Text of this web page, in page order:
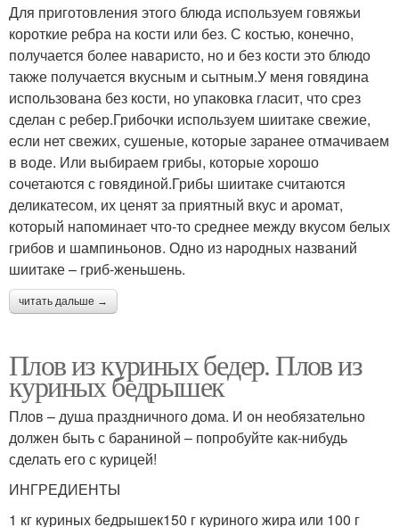
Для приготовления этого блюда используем говяжьи
короткие ребра на кости или без. С костью, конечно,
получается более наваристо, но и без кости это блюдо
также получается вкусным и сытным.У меня говядина
использована без кости, но упаковка гласит, что срез
сделан с ребер.Грибочки используем шиитаке свежие,
если нет свежих, сушеные, которые заранее отмачиваем
в воде. Или выбираем грибы, которые хорошо
сочетаются с говядиной.Грибы шиитаке считаются
деликатесом, их ценят за приятный вкус и аромат,
который напоминает что-то среднее между вкусом белых
грибов и шампиньонов. Одно из народных названий
шиитаке – гриб-женьшень.
читать дальше →
Плов из куриных бедер. Плов из
куриных бедрышек
Плов – душа праздничного дома. И он необязательно
должен быть с бараниной – попробуйте как-нибудь
сделать его с курицей!
ИНГРЕДИЕНТЫ
1 кг куриных бедрышек150 г куриного жира или 100 г